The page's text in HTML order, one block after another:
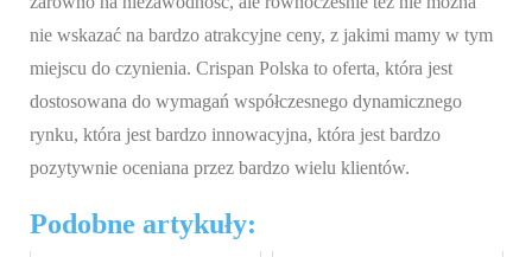
nie wskazać na bardzo atrakcyjne ceny, z jakimi mamy w tym
miejscu do czynienia. Crispan Polska to oferta, która jest
dostosowana do wymagań współczesnego dynamicznego
rynku, która jest bardzo innowacyjna, która jest bardzo
pozytywnie oceniana przez bardzo wielu klientów.
Podobne artykuły: